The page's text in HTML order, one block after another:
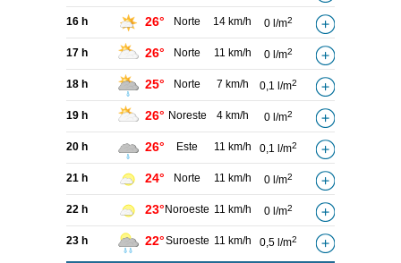
16 h 26° Norte 14 km/h 0 l/m2
17 h 26° Norte 11 km/h 0 l/m2
18 h 25° Norte 7 km/h 0,1 l/m2
19 h 26° Noreste 4 km/h 0 l/m2
20 h 26° Este 11 km/h 0,1 l/m2
21 h 24° Norte 11 km/h 0 l/m2
22 h 23° Noroeste 11 km/h 0 l/m2
23 h 22°Suroeste 11 km/h 0,5 l/m2